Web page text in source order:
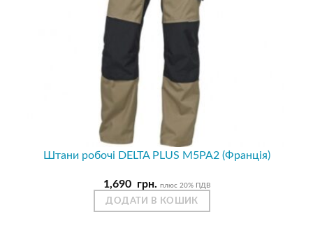
Штани робочі DELTA PLUS M5PA2 (Франція)
1,690 грн. плюс 20% ПДВ
ДОДАТИ В КОШИК